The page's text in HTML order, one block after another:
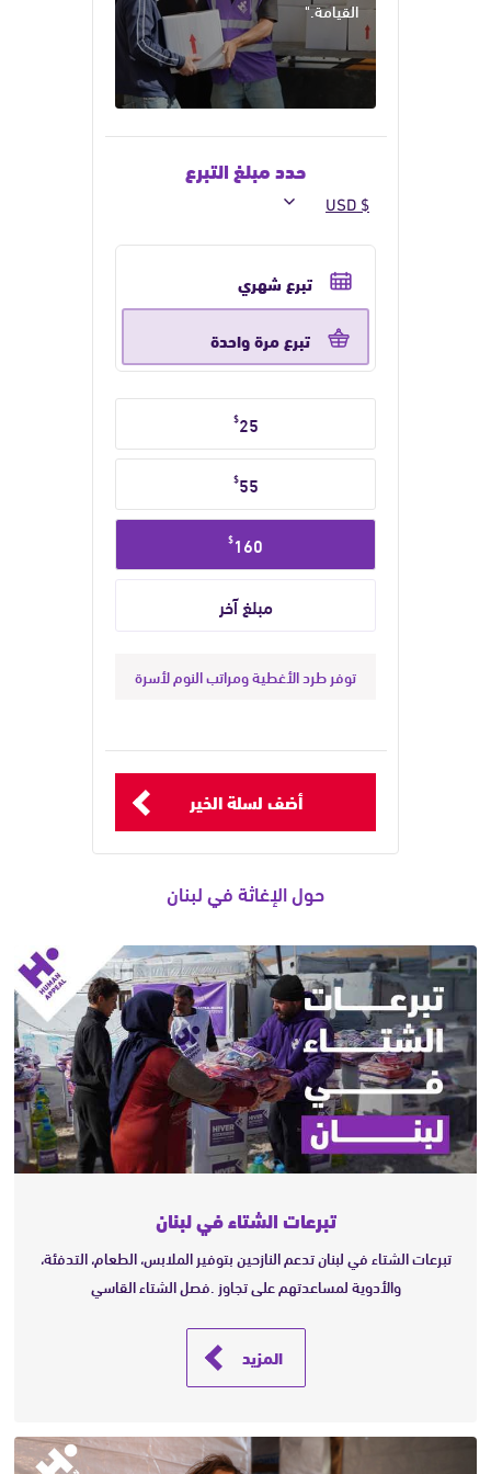
القيامة."
حدد مبلغ التبرع
حدد
تكرار
التبرع
تبرع شهري
تبرع مرة واحدة
التبرع
$25
$55
$160
توفر طرد الأغطية ومراتب النوم لأسرة
أضف لسلة الخير
حول الإغاثة في لبنان
تبرعات الشتاء في لبنان
تبرعات الشتاء في لبنان تدعم النازحين بتوفير الملابس، الطعام، التدفئة،
والأدوية لمساعدتهم على تجاوز .فصل الشتاء القاسي
المزيد